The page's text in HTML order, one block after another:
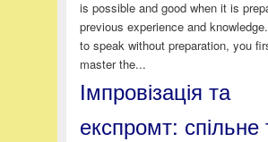
is possible and good when it is
previous experience and
to speak without preparation, you
master the...
Імпровізація та
експромт: спільне